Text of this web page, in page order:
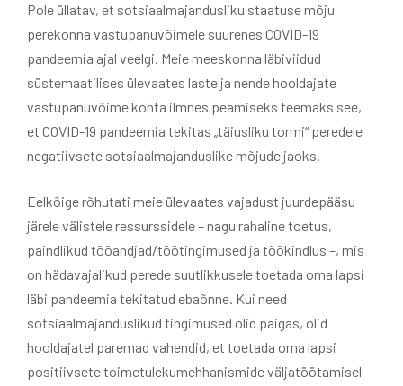
Pole üllatav, et sotsiaalmajandusliku staatuse mõju
perekonna vastupanuvõimele suurenes COVID-19
pandeemia ajal veelgi. Meie meeskonna läbiviidud
süstemaatilises ülevaates laste ja nende hooldajate
vastupanuvõime kohta ilmnes peamiseks teemaks see,
et COVID-19 pandeemia tekitas „täiusliku tormi“ peredele
negatiivsete sotsiaalmajanduslike mõjude jaoks.
Eelkõige rõhutati meie ülevaates vajadust juurdepääsu
järele välistele ressurssidele – nagu rahaline toetus,
paindlikud tööandjad/töötingimused ja töökindlus –, mis
on hädavajalikud perede suutlikkusele toetada oma lapsi
läbi pandeemia tekitatud ebaõnne. Kui need
sotsiaalmajanduslikud tingimused olid paigas, olid
hooldajatel paremad vahendid, et toetada oma lapsi
positiivsete toimetulekumehhanismide väljatöötamisel